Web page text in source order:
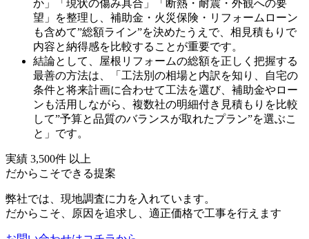
か」「現状の傷み具合」「断熱・耐震・外観への要
望」を整理し、補助金・火災保険・リフォームローン
も含めて”総額ライン”を決めたうえで、相見積もりで
内容と納得感を比較することが重要です。
結論として、屋根リフォームの総額を正しく把握する
最善の方法は、「工法別の相場と内訳を知り、自宅の
条件と将来計画に合わせて工法を選び、補助金やロー
ンも活用しながら、複数社の明細付き見積もりを比較
して”予算と品質のバランスが取れたプラン”を選ぶこ
と」です。
実績 3,500件 以上
だからこそできる提案
弊社では、現地調査に力を入れています。
だからこそ、原因を追求し、適正価格で工事を行えます